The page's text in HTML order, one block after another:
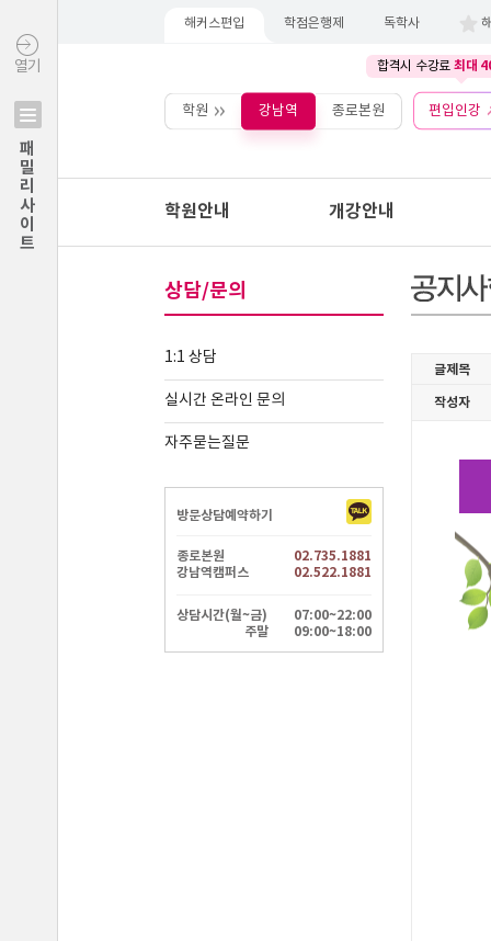
열기
패밀리사이트
해커스편입 학점은행제 독학사
합격시 수강료 최대
학원 강남역 종로본원 편입인강
학원안내 개강안내
상담/문의
1:1 상담
실시간 온라인 문의
자주묻는질문
방문상담예약하기
종로본원
02.735.1881
강남역캠퍼스
02.522.1881
상담시간(월~금)
07:00~22:00
주말
09:00~18:00